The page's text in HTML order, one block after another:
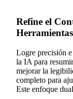
Refine el
Logre precisión
la IA para
mejorar la
completo para
Este enfoque